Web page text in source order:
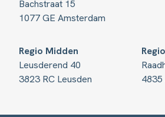
Bachstraat 15
1077 GE Amsterdam
Regio Midden
Leusderend 40
3823 RC Leusden
4835